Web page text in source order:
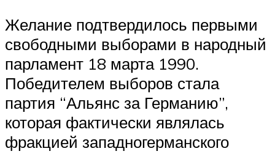
Желание подтвердилось первыми
свободными выборами в народный
парламент 18 марта 1990.
Победителем выборов стала
партия “Альянс за Германию”,
которая фактически являлась
фракцией западногерманского